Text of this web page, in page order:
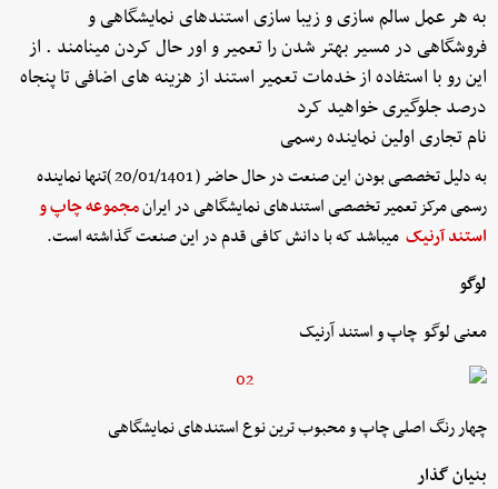
به هر عمل سالم سازی و زیبا سازی استندهای نمایشگاهی و
فروشگاهی در مسیر بهتر شدن را تعمیر و اور حال کردن مینامند . از
این رو با استفاده از خدمات تعمیر استند از هزینه های اضافی تا پنجاه
درصد جلوگیری خواهید کرد
نام تجاری اولین نماینده رسمی
به دلیل تخصصی بودن این صنعت در حال حاضر ( 20/01/1401 )تنها نماینده
رسمی مرکز تعمیر تخصصی استندهای نمایشگاهی در ایرانمجموعه چاپ و
استند آرنیکمیباشد که با دانش کافی قدم در این صنعت گذاشته است.
لوگو
معنی لوگو چاپ و استند آرنیک
چهار رنگ اصلی چاپ و محبوب ترین نوع استندهای نمایشگاهی
بنیان گذار